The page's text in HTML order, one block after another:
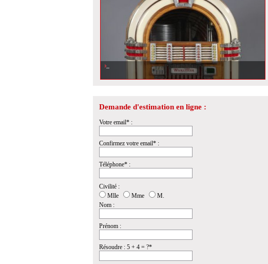
Demande d'estimation en ligne :
Votre email* :
Confirmez votre email* :
Téléphone* :
Civilité :
Mlle
Mme
M.
Nom :
Prénom :
Résoudre : 5 + 4 = ?*